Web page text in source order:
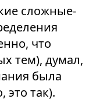
сложные-
что
тем), думал,
была
это так).